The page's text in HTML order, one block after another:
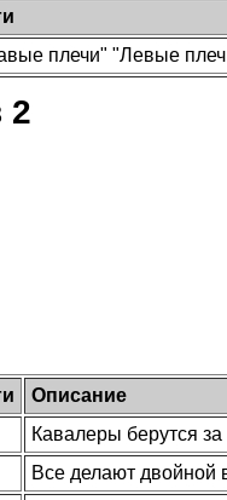
плечи" "Левые
2
Описание
Кавалеры берутся
Все делают двойной